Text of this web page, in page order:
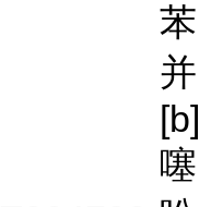
苯
并
[b]
噻